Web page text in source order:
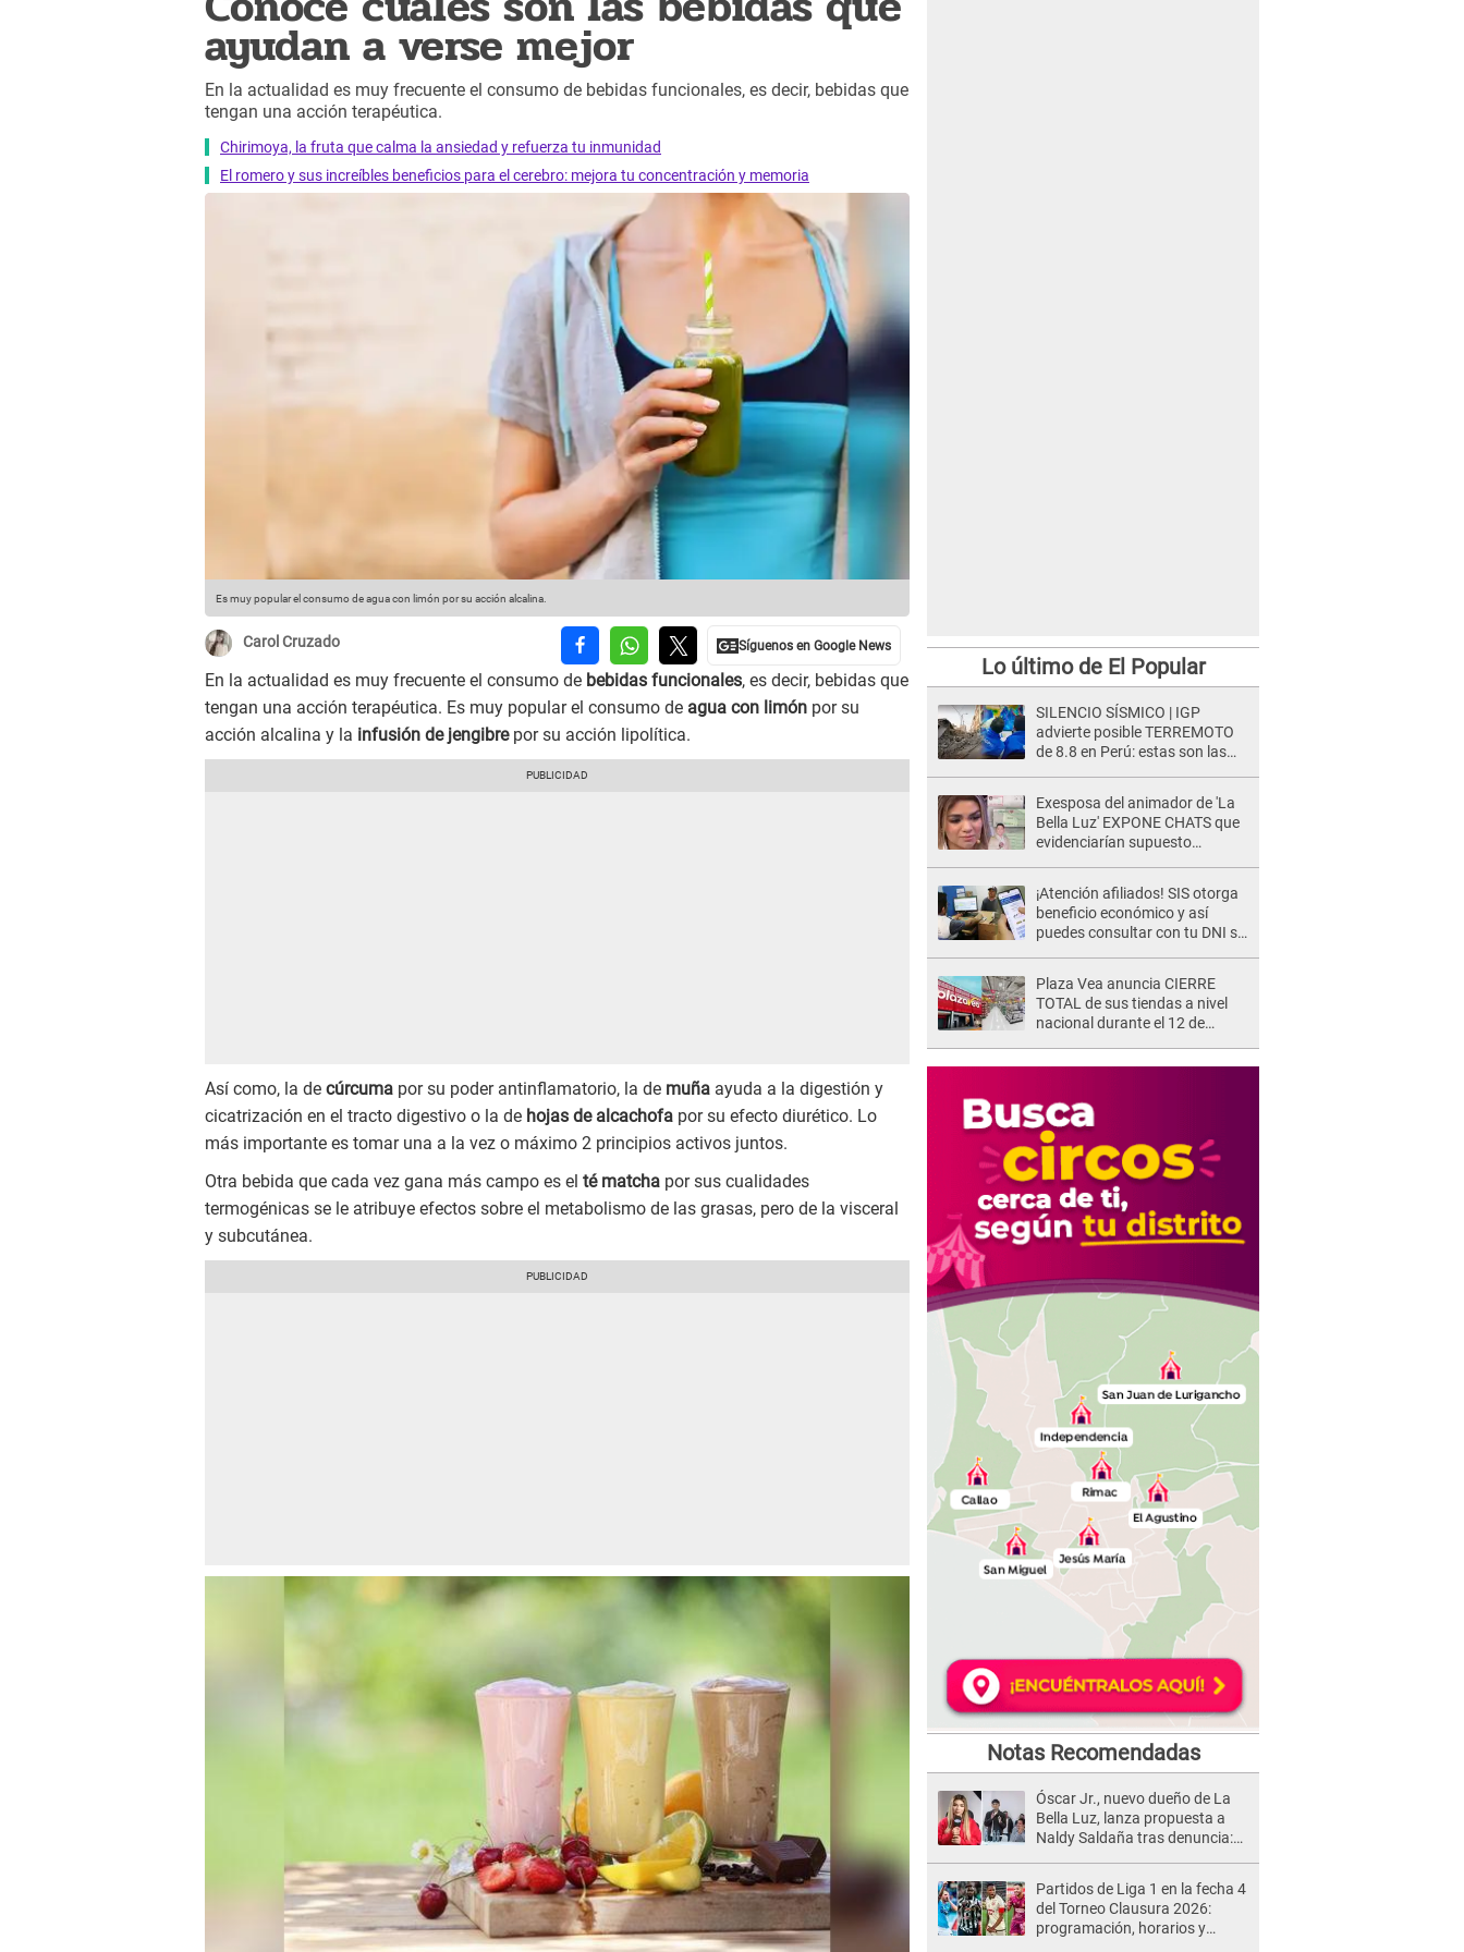
ayudan a verse mejor
En la actualidad es muy frecuente el consumo de bebidas funcionales, es decir, bebidas que
tengan una acción terapéutica.
Chirimoya, la fruta que calma la ansiedad y refuerza tu inmunidad
El romero y sus increíbles beneficios para el cerebro: mejora tu concentración y memoria
Es muy popular el consumo de agua con limón por su acción alcalina.
Carol Cruzado
En la actualidad es muy frecuente el consumo de bebidas funcionales, es decir, bebidas que
tengan una acción terapéutica. Es muy popular el consumo de agua con limón por su
acción alcalina y la infusión de jengibrepor su acción lipolítica.
Así como, la de cúrcuma por su poder antinflamatorio, la de muña ayuda a la digestión y
cicatrización en el tracto digestivo o la de hojas de alcachofa por su efecto diurético. Lo
más importante es tomar una a la vez o máximo 2 principios activos juntos.
Otra bebida que cada vez gana más campo es el té matcha por sus cualidades
termogénicas se le atribuye efectos sobre el metabolismo de las grasas, pero de la visceral
y subcutánea.
Lo último de El Popular
SILENCIO SÍSMICO | IGP
advierte posible TERREMOTO
de 8.8 en Perú: estas son las
Exesposa del animador de 'La
Bella Luz' EXPONE CHATS que
evidenciarían supuesto
¡Atención afiliados! SIS otorga
beneficio económico y así
puedes consultar con tu DNI si
Plaza Vea anuncia CIERRE
TOTAL de sus tiendas a nivel
nacional durante el 12 de
Notas Recomendadas
Óscar Jr., nuevo dueño de La
Bella Luz, lanza propuesta a
Naldy Saldaña tras denuncia:
Partidos de Liga 1 en la fecha 4
del Torneo Clausura 2026:
programación, horarios y